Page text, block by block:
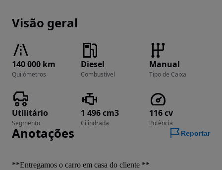
Visão geral
140 000 km
Quilómetros
Diesel
Combustível
Manual
Tipo de Caixa
Utilitário
Segmento
1 496 cm3
Cilindrada
116 cv
Potência
Anotações Reportar
**Entregamos o carro em casa do cliente **